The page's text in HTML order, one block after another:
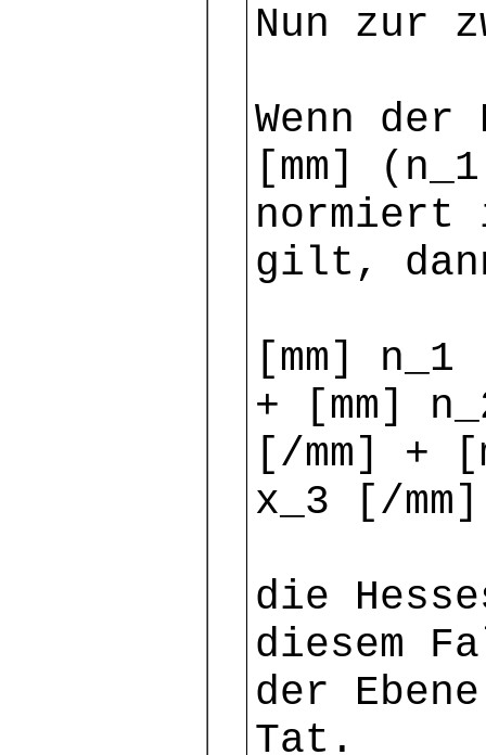
Nun zur
Wenn
[mm]
normiert
gilt,
[mm]
+ [mm]
[/mm] +
x_3 [/
die
diesem
der
Tat.